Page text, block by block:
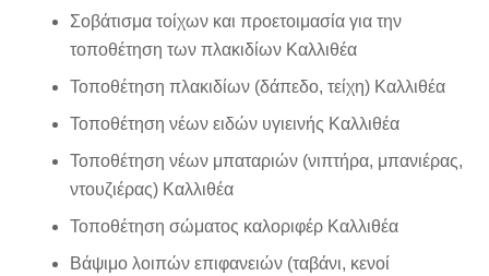
Σοβάτισμα τοίχων και προετοιμασία για την
τοποθέτηση των πλακιδίων Καλλιθέα
Τοποθέτηση πλακιδίων (δάπεδο, τείχη) Καλλιθέα
Τοποθέτηση νέων ειδών υγιεινής Καλλιθέα
Τοποθέτηση νέων μπαταριών (νιπτήρα, μπανιέρας,
ντουζιέρας) Καλλιθέα
Τοποθέτηση σώματος καλοριφέρ Καλλιθέα
Βάψιμο λοιπών επιφανειών (ταβάνι, κενοί